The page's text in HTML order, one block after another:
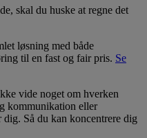
skal du huske at regne det
løsning med både
til en fast og fair pris. Se
vide noget om hverken
kommunikation eller
Så du kan koncentrere dig